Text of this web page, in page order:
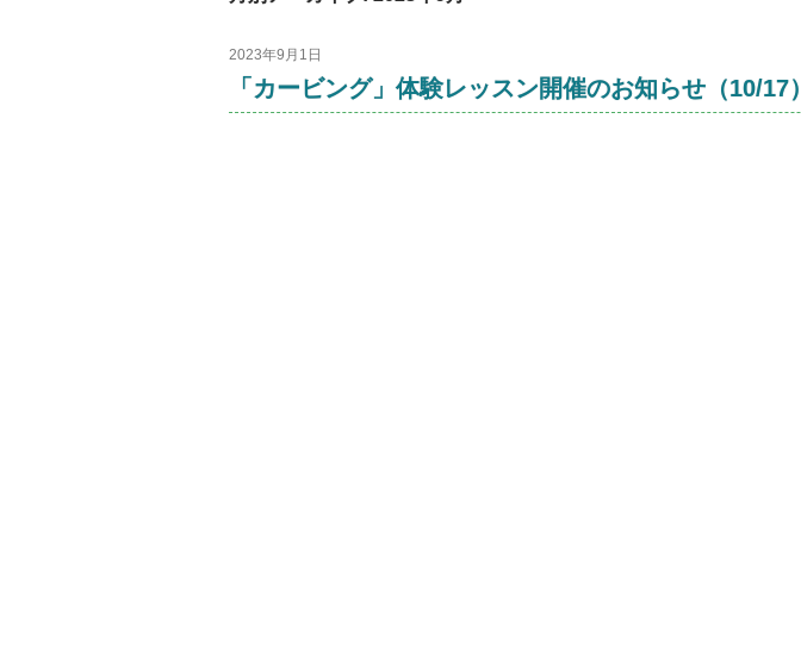
2023年9月1日
「カービング」体験レッスン開催のお知らせ（10/17）